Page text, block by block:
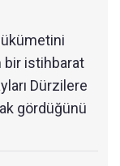
bir istihbarat
Dürzilere
gördüğünü